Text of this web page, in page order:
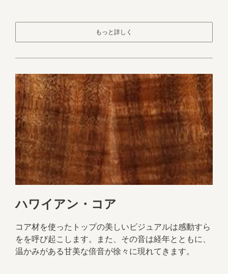
もっと詳しく
ハワイアン・コア
コア材を使ったトップの美しいビジュアルは感動すら
をを呼び起こします。また、その音は経年とともに、
温かみがある甘美な倍音が徐々に現れてきます。